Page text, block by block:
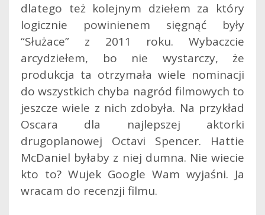
dlatego też kolejnym dziełem za który
logicznie powinienem sięgnąć były
“Służace” z 2011 roku. Wybaczcie
arcydziełem, bo nie wystarczy, że
produkcja ta otrzymała wiele nominacji
do wszystkich chyba nagród filmowych to
jeszcze wiele z nich zdobyła. Na przykład
Oscara dla najlepszej aktorki
drugoplanowej Octavi Spencer. Hattie
McDaniel byłaby z niej dumna. Nie wiecie
kto to? Wujek Google Wam wyjaśni. Ja
wracam do recenzji filmu.